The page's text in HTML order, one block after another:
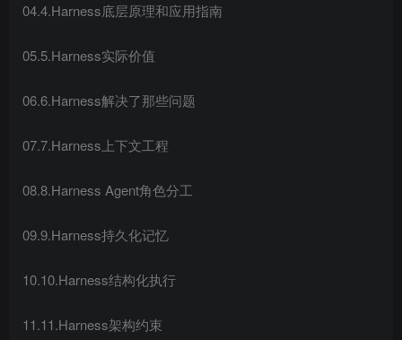
04.4.Harness底层原理和应用指南
05.5.Harness实际价值
06.6.Harness解决了那些问题
07.7.Harness上下文工程
08.8.Harness Agent角色分工
09.9.Harness持久化记忆
10.10.Harness结构化执行
11.11.Harness架构约束